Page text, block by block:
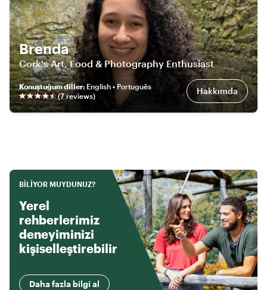
Brenda
Cork's Art, Food & Photography Enthusiast
Konuştuğum diller: English • Português
(7reviews) Hakkımda
BILIYOR MUYDUNUZ?
Yerel
rehberlerimiz
deneyiminizi
kişiselleştirebilir
Daha fazla bilgi al